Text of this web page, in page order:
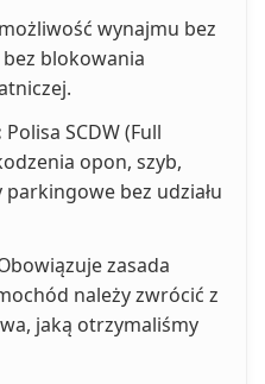
wynajmu bez
blokowania
Polisa SCDW (Full
opon, szyb,
bez udziału
zasada
należy zwrócić z
jaką otrzymaliśmy